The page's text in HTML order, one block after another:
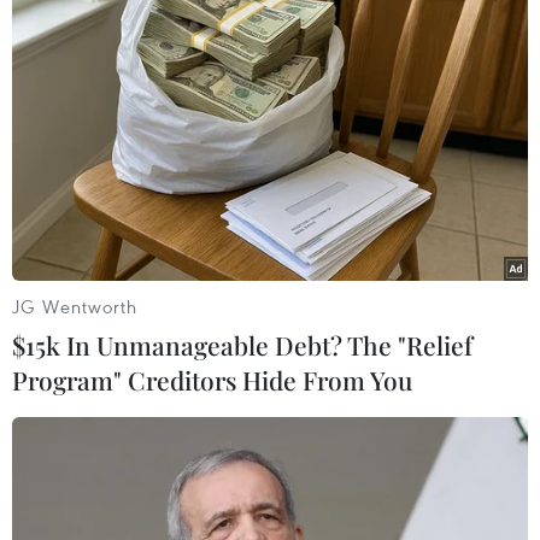
Nam trên các kệ hàng.
Việt Nam hiện đang là đối tác thương mại lớn
thứ 14 của New Zealand, với tổng kim ngạch
thương mại hai chiều đạt mức 2 tỷ đô la New
Zealand tính đến cuối tháng 9/2020. Dù đại dịch
COVID-19 đã tạo ra nhiều thách thức, Việt Nam
tiếp tục là thị trường tiềm năng của New
Zealand và ngược lại nhờ nhu cầu tiêu thụ các
sản phẩm nông nghiệp cao đến từ người tiêu
(Vietnam+)
JG Wentworth
$15k In Unmanageable Debt? The "Relief
Program" Creditors Hide From You